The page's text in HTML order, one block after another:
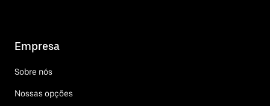
Empresa
Sobre nós
Nossas opções